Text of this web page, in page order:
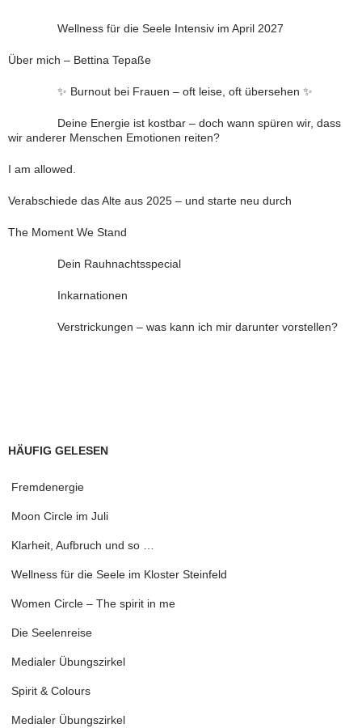
Wellness für die Seele Intensiv im April 2027
Über mich – Bettina Tepaße
✨ Burnout bei Frauen – oft leise, oft übersehen ✨
Deine Energie ist kostbar – doch wann spüren wir, dass
wir anderer Menschen Emotionen reiten?
I am allowed.
Verabschiede das Alte aus 2025 – und starte neu durch
The Moment We Stand
Dein Rauhnachtsspecial
Inkarnationen
Verstrickungen – was kann ich mir darunter vorstellen?
HÄUFIG GELESEN
Fremdenergie
Moon Circle im Juli
Klarheit, Aufbruch und so …
Wellness für die Seele im Kloster Steinfeld
Women Circle – The spirit in me
Die Seelenreise
Medialer Übungszirkel
Spirit & Colours
Medialer Übungszirkel